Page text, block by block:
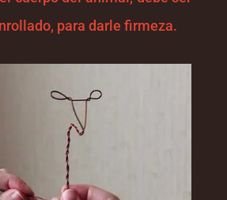
para darle firmeza.